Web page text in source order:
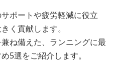
ポートや疲労軽減に役立
く貢献します。
ね備えた、ランニングに最
5選をご紹介します。